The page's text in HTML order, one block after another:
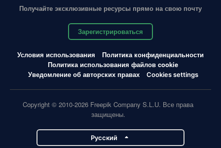
Получайте эксклюзивные ресурсы прямо на свою почту
Зарегистрироваться
Условия использования
Политика конфиденциальности
Политика использования файлов cookie
Уведомление об авторских правах
Cookies settings
Copyright © 2010-2026 Freepik Company S.L.U. Все права
защищены.
Pусский